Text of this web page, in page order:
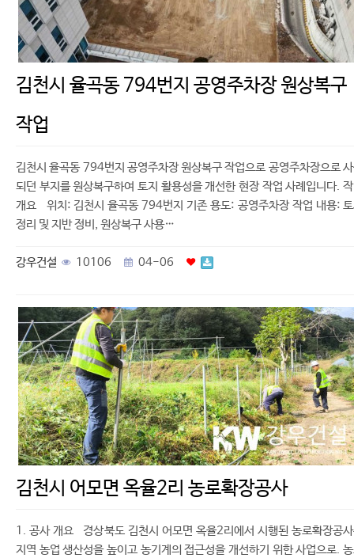
김천시 율곡동 794번지 공영주차장 원상복구
작업
김천시 율곡동 794번지 공영주차장 원상복구 작업으로 공영주차장으로
되던 부지를 원상복구하여 토지 활용성을 개선한 현장 작업 사례입니다.
개요 위치: 김천시 율곡동 794번지 기존 용도: 공영주차장 작업 내용:
정리 및 지반 정비, 원상복구 사용…
강우건설 10106 04-06
김천시 어모면 옥율2리 농로확장공사
1. 공사 개요 경상북도 김천시 어모면 옥율2리에서 시행된 농로확장공
지역 농업 생산성을 높이고 농기계의 접근성을 개선하기 위한 사업으로.